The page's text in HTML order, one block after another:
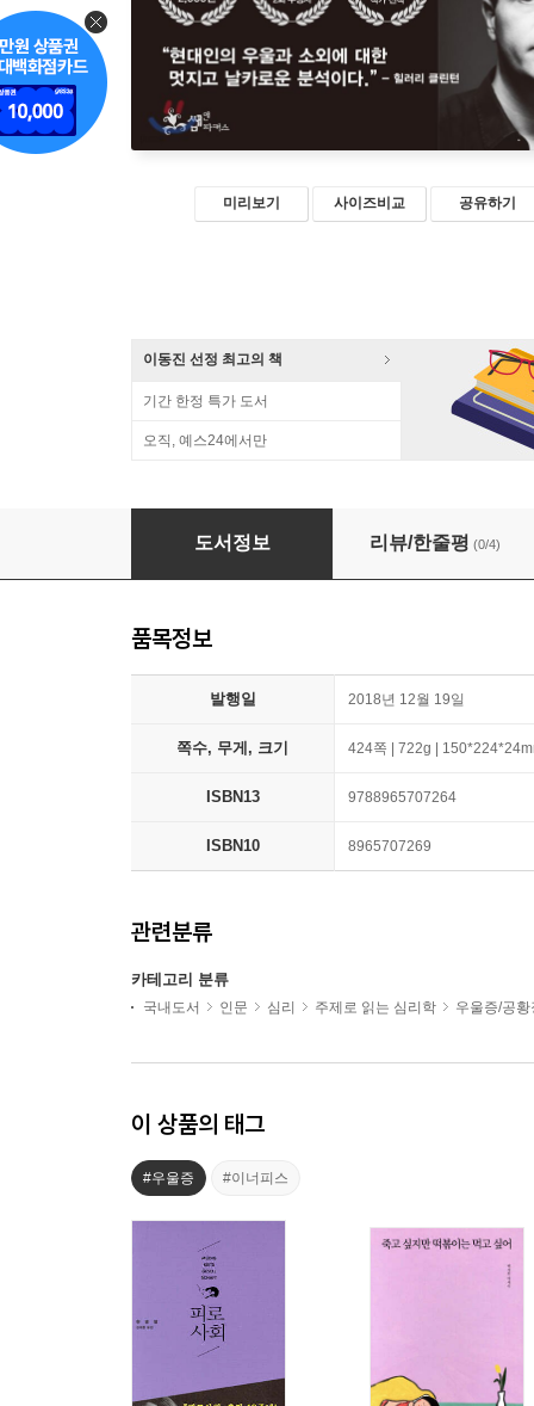
미리보기 사이즈비교 공유하기
이동진 선정 최고의 책
기간 한정 특가 도서
오직, 예스24에서만
물어봐줘서 고마워요
도서정보 리뷰/한줄평 (0/4)
품목정보
발행일 2018년 12월 19일
쪽수, 무게, 크기 424쪽 | 722g |
ISBN13 9788965707264
ISBN10 8965707269
관련분류
카테고리 분류
국내도서 인문 심리 주제로 읽는 심리학 우울증/공황
이 상품의 태그
#우울증 #이너피스